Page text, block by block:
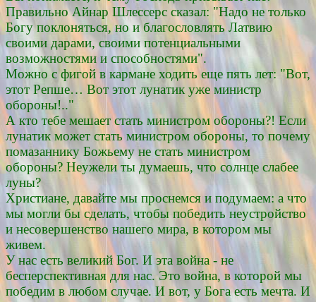
Правильно Айнар Шлессерс сказал: "Надо не только
Богу поклоняться, но и благословлять Латвию
своими дарами, своими потенциальными
возможностями и способностями".
Можно с фигой в кармане ходить еще пять лет: "Вот,
этот Репше… Вот этот лунатик уже министр
обороны!.."
А кто тебе мешает стать министром обороны?! Если
лунатик может стать министром обороны, то почему
помазаннику Божьему не стать министром
обороны? Неужели ты думаешь, что солнце слабее
луны?
Христиане, давайте мы проснемся и подумаем: а что
мы могли бы сделать, чтобы победить неустройство
и несовершенство нашего мира, в котором мы
живем.
У нас есть великий Бог. И эта война - не
бесперспективная для нас. Это война, в которой мы
победим в любом случае. И вот, у Бога есть мечта. И